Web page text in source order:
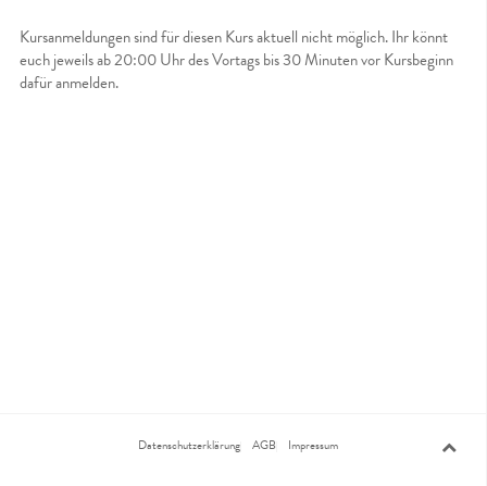
Kursanmeldungen sind für diesen Kurs aktuell nicht möglich. Ihr könnt
euch jeweils ab 20:00 Uhr des Vortags bis 30 Minuten vor Kursbeginn
dafür anmelden.
Datenschutzerklärung AGB Impressum